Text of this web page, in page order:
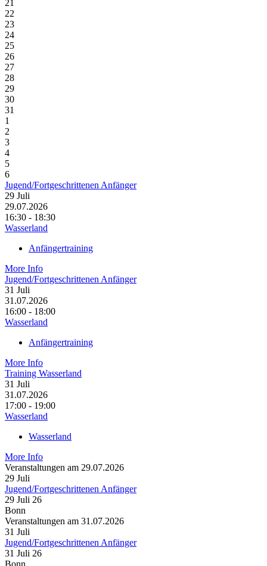
21
22
23
24
25
26
27
28
29
30
31
1
2
3
4
5
6
Jugend/Fortgeschrittenen Anfänger
29 Juli
29.07.2026
16:30 - 18:30
Wasserland
Anfängertraining
More Info
Jugend/Fortgeschrittenen Anfänger
31 Juli
31.07.2026
16:00 - 18:00
Wasserland
Anfängertraining
More Info
Training Wasserland
31 Juli
31.07.2026
17:00 - 19:00
Wasserland
Wasserland
More Info
Veranstaltungen am 29.07.2026
29 Juli
Jugend/Fortgeschrittenen Anfänger
29 Juli 26
Bonn
Veranstaltungen am 31.07.2026
31 Juli
Jugend/Fortgeschrittenen Anfänger
31 Juli 26